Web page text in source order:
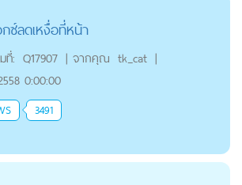
ซ์ลดเหงื่อที่หน้า
ที่: Q17907 | จากคุณ tk_cat |
0:00:00
3491